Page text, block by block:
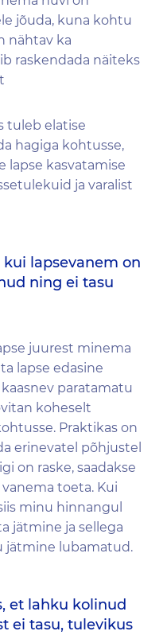
jõuda, kuna kohtu
nähtav ka
raskendada näiteks
tuleb elatise
hagiga kohtusse,
lapse kasvatamise
ja varalist
lapsevanem on
ning ei tasu
juurest minema
lapse edasine
paratamatu
koheselt
Praktikas on
erinevatel põhjustel
on raske, saadakse
toeta. Kui
minu hinnangul
jätmine ja sellega
jätmine lubamatud.
et lahku kolinud
ei tasu, tulevikus